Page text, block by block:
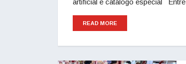
artificial e catálogo especial Entre
READ MORE